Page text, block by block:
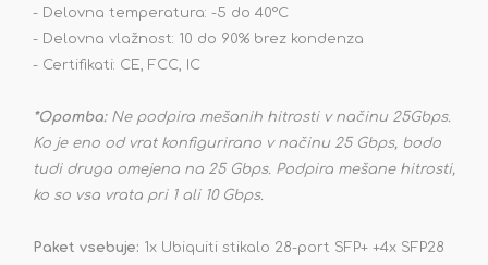
- Delovna temperatura: -5 do 40°C
- Delovna vlažnost: 10 do 90% brez kondenza
- Certifikati: CE, FCC, IC
*Opomba:Ne podpira mešanih hitrosti v načinu 25Gbps.
Ko je eno od vrat konfigurirano v načinu 25 Gbps, bodo
tudi druga omejena na 25 Gbps. Podpira mešane hitrosti,
ko so vsa vrata pri 1 ali 10 Gbps.
Paket vsebuje: 1x Ubiquiti stikalo 28-port SFP+ +4x SFP28